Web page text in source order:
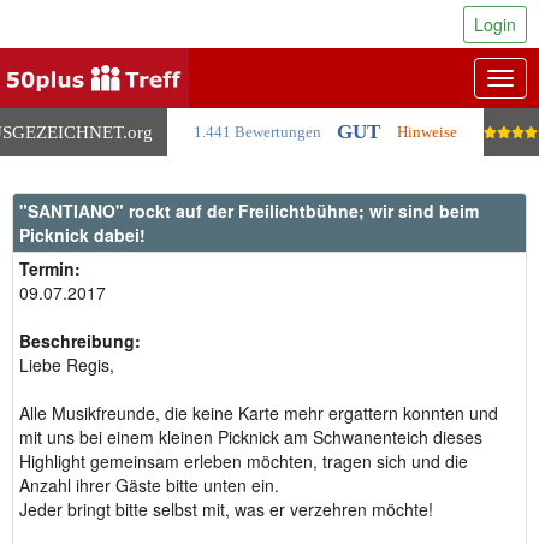
.org 1.441 Bewertungen GUT Hinweise
Login
"SANTIANO" rockt auf der Freilichtbühne; wir sind beim
Picknick dabei!
Termin:
09.07.2017
Beschreibung:
Liebe Regis,
Alle Musikfreunde, die keine Karte mehr ergattern konnten und
mit uns bei einem kleinen Picknick am Schwanenteich dieses
Highlight gemeinsam erleben möchten, tragen sich und die
Anzahl ihrer Gäste bitte unten ein.
Jeder bringt bitte selbst mit, was er verzehren möchte!